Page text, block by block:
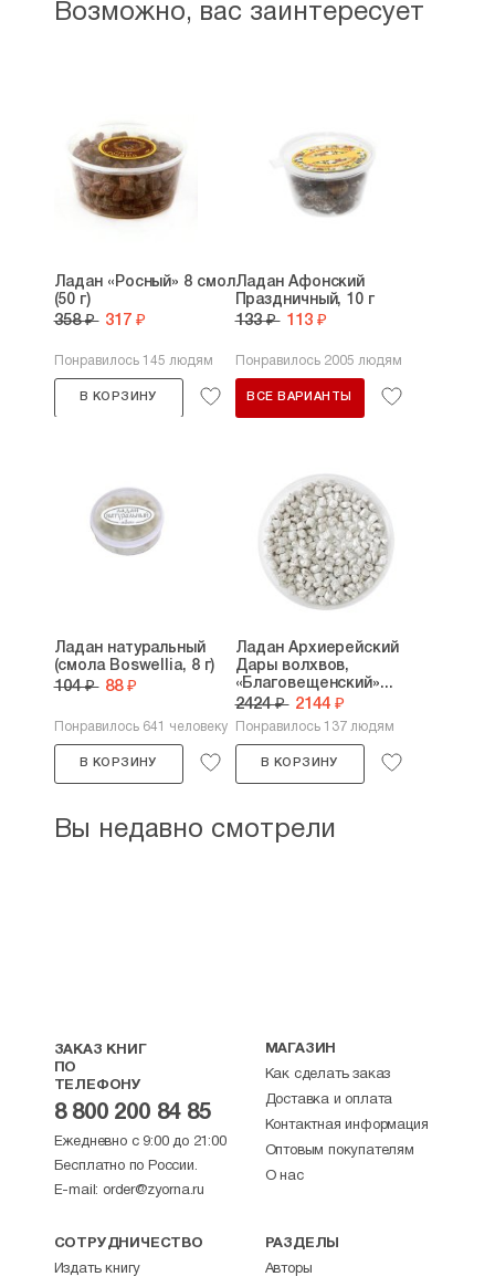
Возможно, вас заинтересует
Ладан «Росный» 8 смол
(50 г)
358 ₽ 317 ₽
Понравилось 145 людям
В КОРЗИНУ
Ладан Афонский
Праздничный, 10 г
133 ₽ 113 ₽
Понравилось 2005 людям
ВСЕ ВАРИАНТЫ
Ладан натуральный
(смола Boswellia, 8 г)
104 ₽ 88 ₽
Понравилось 641 человеку
В КОРЗИНУ
Ладан Архиерейский
Дары волхвов,
«Благовещенский»...
2424 ₽ 2144 ₽
Понравилось 137 людям
В КОРЗИНУ
Вы недавно смотрели
ЗАКАЗ КНИГ
ПО
ТЕЛЕФОНУ
8 800 200 84 85
Ежедневно с 9:00 до 21:00
Бесплатно по России.
E-mail: order@zyorna.ru
МАГАЗИН
Как сделать заказ
Доставка и оплата
Контактная информация
Оптовым покупателям
О нас
СОТРУДНИЧЕСТВО
Издать книгу
РАЗДЕЛЫ
Авторы